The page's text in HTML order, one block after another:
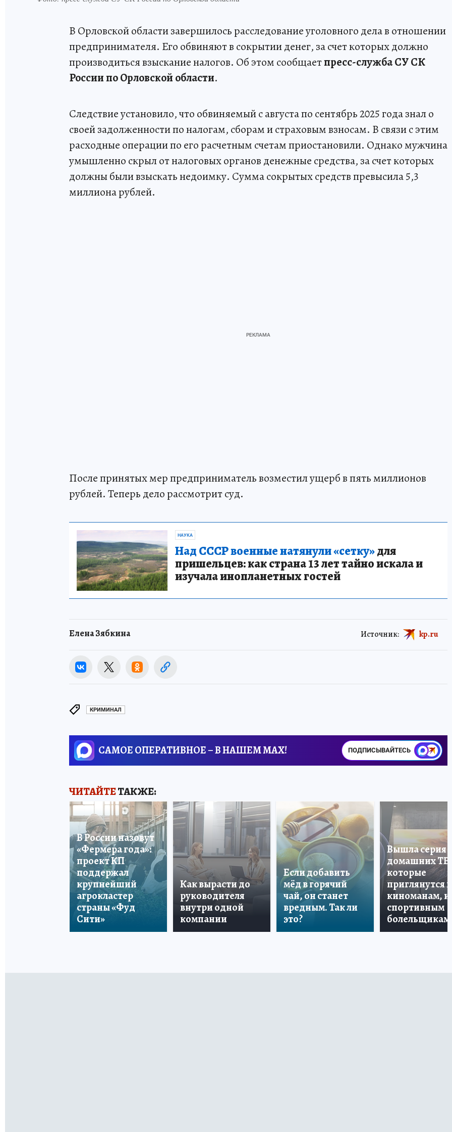
В Орловской области завершилось расследование уголовного дела в отношении
предпринимателя. Его обвиняют в сокрытии денег, за счет которых должно
производиться взыскание налогов. Об этом сообщаетпресс-служба СУ СК
России по Орловской области.
Следствие установило, что обвиняемый с августа по сентябрь 2025 года знал о
своей задолженности по налогам, сборам и страховым взносам. В связи с этим
расходные операции по его расчетным счетам приостановили. Однако мужчина
умышленно скрыл от налоговых органов денежные средства, за счет которых
должны были взыскать недоимку. Сумма сокрытых средств превысила 5,3
миллиона рублей.
После принятых мер предприниматель возместил ущерб в пять миллионов
рублей. Теперь дело рассмотрит суд.
НАУКА
Над СССР военные натянули «сетку»для
пришельцев: как страна 13 лет тайно искала и
изучала инопланетных гостей
Елена Зябкина Источник: kp.ru
КРИМИНАЛ
САМОЕ ОПЕРАТИВНОЕ – В НАШЕМ MAX! ПОДПИСЫВАЙТЕСЬ
ЧИТАЙТЕТАКЖЕ:
В России назовут
«Фермера года»:
проект КП
поддержал
крупнейший
агрокластер
страны «Фуд
Сити»
Как вырасти до
руководителя
внутри одной
компании
Если добавить
мёд в горячий
чай, он станет
вредным. Так ли
это?
Вышла серия
домашних ТВ,
которые
приглянутся и
киноманам, и
спортивным
болельщикам